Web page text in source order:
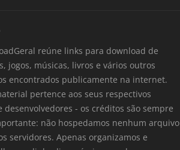
reúne links para download de
jogos, músicas, livros e vários outros
encontrados publicamente na internet.
pertence aos seus respectivos
desenvolvedores - os créditos são sempre
não hospedamos nenhum arquivo
servidores. Apenas organizamos e